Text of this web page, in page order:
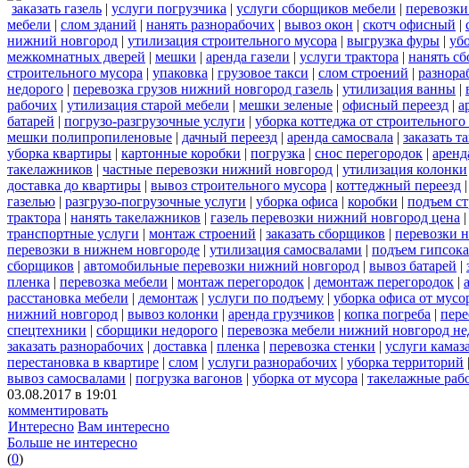
заказать газель | услуги погрузчика | услуги сборщиков мебели |
мебели | слом зданий | нанять разнорабочих | вывоз окон | скотч офисный |
нижний новгород | утилизация строительного мусора | выгрузка фуры |
межкомнатных дверей | мешки | аренда газели | услуги трактора | нанять
строительного мусора | упаковка | грузовое такси | слом строений |
недорого | перевозка грузов нижний новгород газель | утилизация ванны |
рабочих | утилизация старой мебели | мешки зеленые | офисный переезд |
батарей | погрузо-разгрузочные услуги | уборка коттеджа от
мешки полипропиленовые | дачный переезд | аренда самосвала | заказать
уборка квартиры | картонные коробки | погрузка | снос перегородок |
такелажников | частные перевозки нижний новгород | утилизация колонки
доставка до квартиры | вывоз строительного мусора | коттеджный переезд |
газелью | разгрузо-погрузочные услуги | уборка офиса | коробки | подъем
трактора | нанять такелажников | газель перевозки нижний новгород цена |
транспортные услуги | монтаж строений | заказать сборщиков | перевозки
перевозки в нижнем новгороде | утилизация самосвалами | подъем
сборщиков | автомобильные перевозки нижний новгород | вывоз батарей |
пленка | перевозка мебели | монтаж перегородок | демонтаж перегородок |
расстановка мебели | демонтаж | услуги по подъему | уборка офиса от
нижний новгород | вывоз колонки | аренда грузчиков | копка погреба |
спецтехники | сборщики недорого | перевозка мебели нижний новгород
заказать разнорабочих | доставка | пленка | перевозка стенки | услуги камаза
перестановка в квартире | слом | услуги разнорабочих | уборка территорий |
вывоз самосвалами | погрузка вагонов | уборка от мусора | такелажные
03.08.2017 в 19:01
комментировать
Интересно Вам интересно
Больше не интересно
(0)